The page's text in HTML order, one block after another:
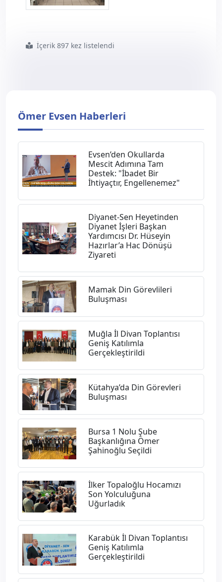
karabuk--5-.jpg
#karabük
#il
#divan
#toplantısı
#geniş
#katılımla
#gerçekleştirildi
İçerik 897 kez listelendi
Ömer Evsen Haberleri
Evsen’den Okullarda
Mescit Adımına Tam
Destek: "İbadet Bir
İhtiyaçtır, Engellenemez"
Diyanet-Sen Heyetinden
Diyanet İşleri Başkan
Yardımcısı Dr. Hüseyin
Hazırlar’a Hac Dönüşü
Ziyareti
Mamak Din Görevlileri
Buluşması
Muğla İl Divan Toplantısı
Geniş Katılımla
Gerçekleştirildi
Kütahya’da Din Görevleri
Buluşması
Bursa 1 Nolu Şube
Başkanlığına Ömer
Şahinoğlu Seçildi
İlker Topaloğlu Hocamızı
Son Yolculuğuna
Uğurladık
Karabük İl Divan Toplantısı
Geniş Katılımla
Gerçekleştirildi